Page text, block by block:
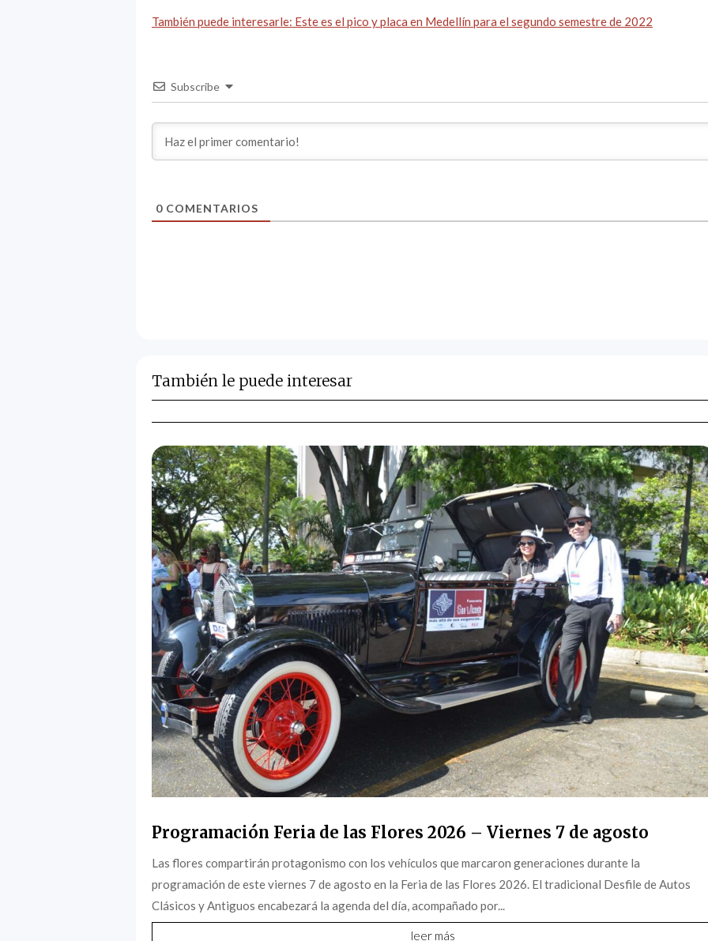
También puede interesarle: Este es el pico y placa en Medellín para el segundo semestre de 2022
Subscribe
0 COMENTARIOS
También le puede interesar
Programación Feria de las Flores 2026 – Viernes 7 de agosto
Las flores compartirán protagonismo con los vehículos que marcaron generaciones durante la
programación de este viernes 7 de agosto en la Feria de las Flores 2026. El tradicional Desfile de Autos
Clásicos y Antiguos encabezará la agenda del día, acompañado por...
leer más